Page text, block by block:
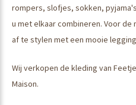
rompers, slofjes, sokken,
u met elkaar combineren. Voor
af te stylen met een mooie
Wij verkopen de kleding van
Maison.